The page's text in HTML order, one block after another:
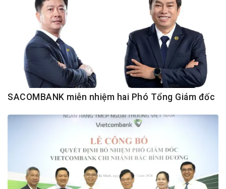
SACOMBANK miễn nhiệm hai Phó Tổng Giám đốc